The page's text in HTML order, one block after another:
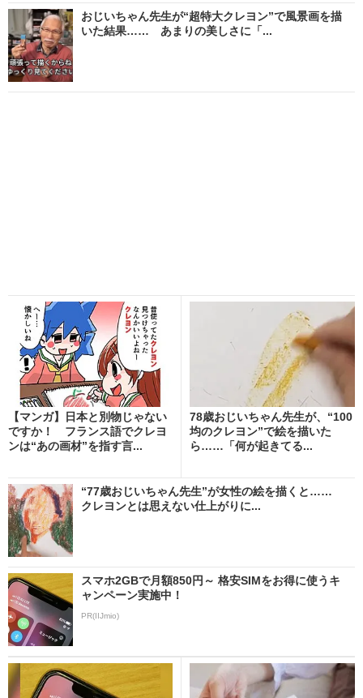
おじいちゃん先生が“超特大クレヨン”で風景画を描
いた結果…… あまりの美しさに「...
【マンガ】日本と別物じゃない
ですか！ フランス語でクレヨ
ンは“あの画材”を指す言...
78歳おじいちゃん先生が、“100
均のクレヨン”で絵を描いた
ら……「何が起きてる...
“77歳おじいちゃん先生”が女性の絵を描くと……
クレヨンとは思えない仕上がりに...
スマホ2GBで月額850円～ 格安SIMをお得に使うキ
ャンペーン実施中！
PR(IIJmio)